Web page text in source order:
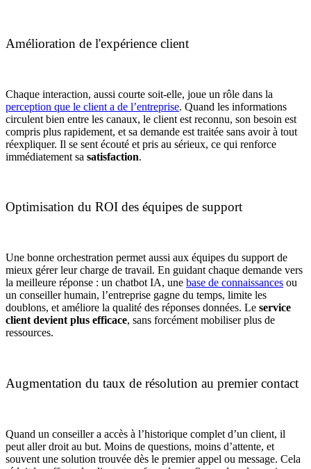
Amélioration de l'expérience client
Chaque interaction, aussi courte soit-elle, joue un rôle dans la
perception que le client a de l’entreprise. Quand les informations
circulent bien entre les canaux, le client est reconnu, son besoin est
compris plus rapidement, et sa demande est traitée sans avoir à tout
réexpliquer. Il se sent écouté et pris au sérieux, ce qui renforce
immédiatement sa satisfaction.
Optimisation du ROI des équipes de support
Une bonne orchestration permet aussi aux équipes du support de
mieux gérer leur charge de travail. En guidant chaque demande vers
la meilleure réponse : un chatbot IA, une base de connaissances ou
un conseiller humain, l’entreprise gagne du temps, limite les
doublons, et améliore la qualité des réponses données. Le service
client devient plus efficace, sans forcément mobiliser plus de
ressources.
Augmentation du taux de résolution au premier contact
Quand un conseiller a accès à l’historique complet d’un client, il
peut aller droit au but. Moins de questions, moins d’attente, et
souvent une solution trouvée dès le premier appel ou message. Cela